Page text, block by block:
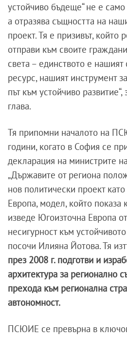
устойчиво бъдеще“ не е
а отразява същността на
проект. Тя е призивът, който
отправи към своите
света – единството е нашият
ресурс, нашият инструмент
път към устойчиво
глава.
Тя припомни началото на
години, когато в София се
декларация на министрите
„Държавите от региона
нов политически проект
Европа, модел, който показа
изведе Югоизточна Европа
несигурност към устойчивото
посочи Илияна Йотова. Тя
през 2008 г. подготви и
архитектура за регионално
прехода към регионална
автономност.
ПСЮИЕ се превърна в